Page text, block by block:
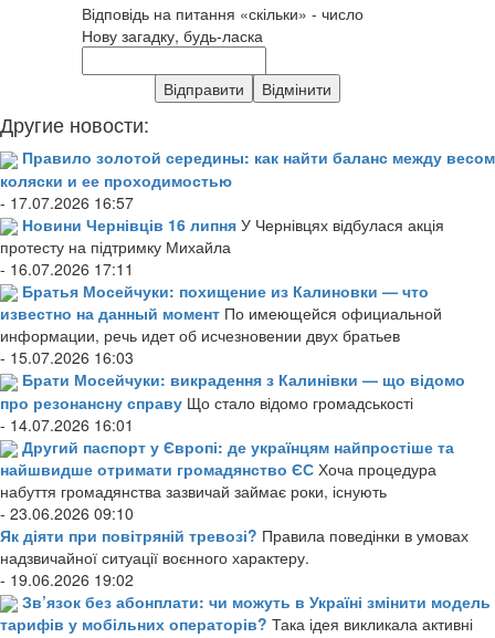
Відповідь на питання «скільки» - число
Нову загадку, будь-ласка
Другие новости:
Правило золотой середины: как найти баланс между весом
коляски и ее проходимостью
- 17.07.2026 16:57
Новини Чернівців 16 липня У Чернівцях відбулася акція
протесту на підтримку Михайла
- 16.07.2026 17:11
Братья Мосейчуки: похищение из Калиновки — что
известно на данный момент По имеющейся официальной
информации, речь идет об исчезновении двух братьев
- 15.07.2026 16:03
Брати Мосейчуки: викрадення з Калинівки — що відомо
про резонансну справу Що стало відомо громадськості
- 14.07.2026 16:01
Другий паспорт у Європі: де українцям найпростіше та
найшвидше отримати громадянство ЄС Хоча процедура
набуття громадянства зазвичай займає роки, існують
- 23.06.2026 09:10
Як діяти при повітряній тревозі? Правила поведінки в умовах
надзвичайної ситуації воєнного характеру.
- 19.06.2026 19:02
Зв’язок без абонплати: чи можуть в Україні змінити модель
тарифів у мобільних операторів? Така ідея викликала активні